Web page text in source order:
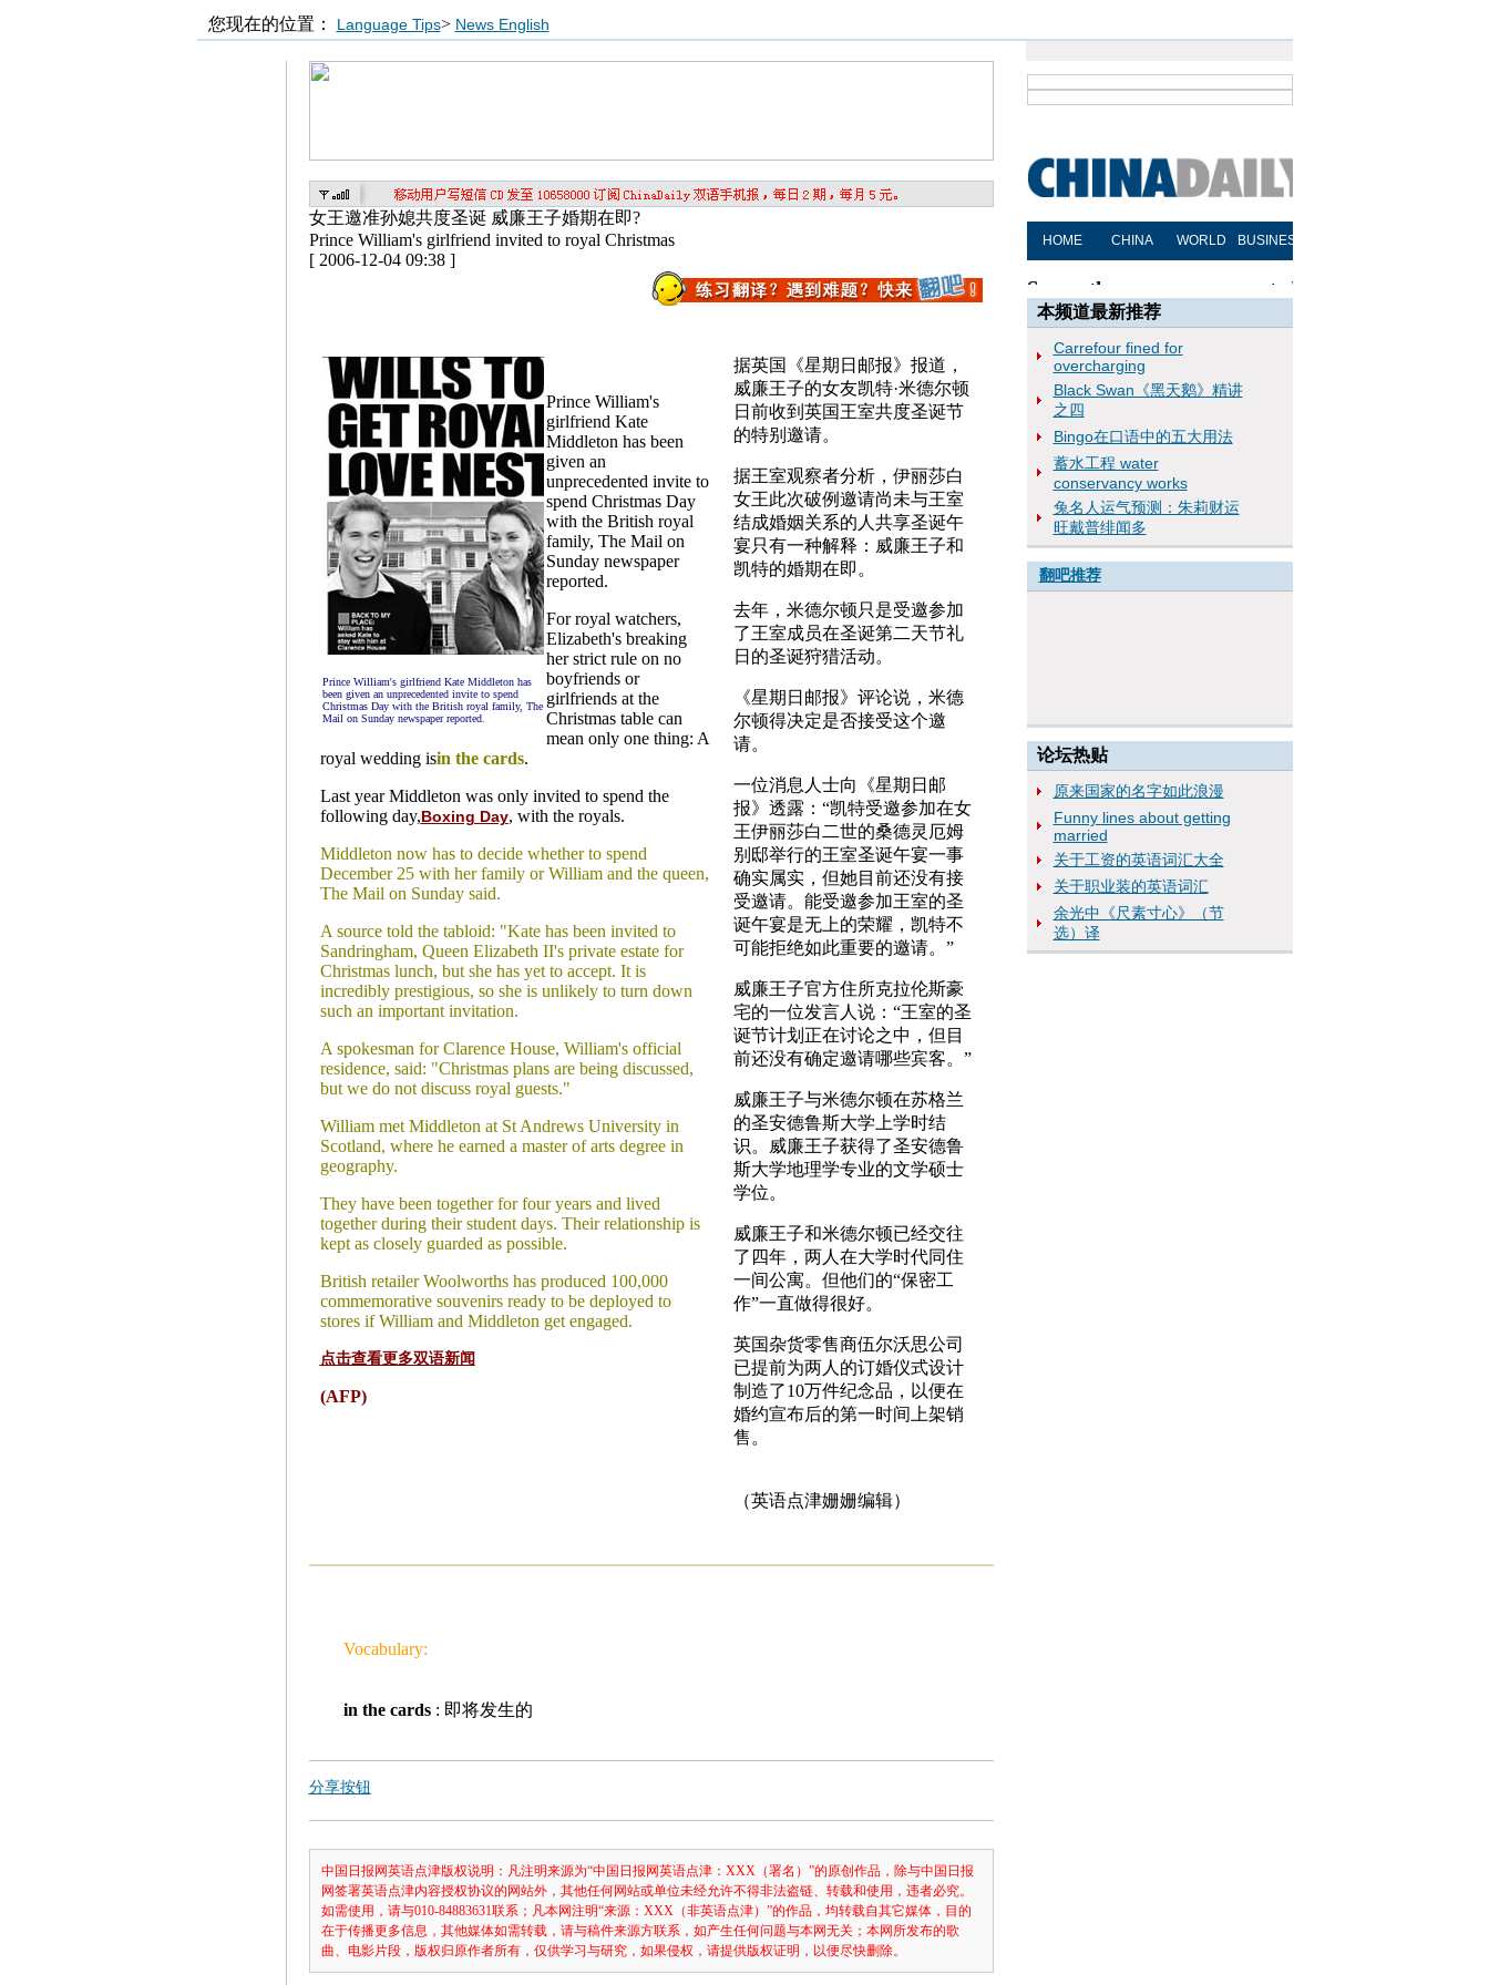
您现在的位置： Language Tips> News English
女王邀准孙媳共度圣诞 威廉王子婚期在即?
Prince William's girlfriend invited to royal Christmas
[ 2006-12-04 09:38 ]
Prince William's girlfriend Kate Middleton has
been given an unprecedented invite to spend
Christmas Day with the British royal family, The
Mail on Sunday newspaper reported.
Prince William's
girlfriend Kate
Middleton has been
given an
unprecedented invite to
spend Christmas Day
with the British royal
family, The Mail on
Sunday newspaper
reported.
For royal watchers,
Elizabeth's breaking
her strict rule on no
boyfriends or
girlfriends at the
Christmas table can
mean only one thing: A
royal wedding isin the cards.
Last year Middleton was only invited to spend the
following day,Boxing Day, with the royals.
Middleton now has to decide whether to spend
December 25 with her family or William and the queen,
The Mail on Sunday said.
A source told the tabloid: "Kate has been invited to
Sandringham, Queen Elizabeth II's private estate for
Christmas lunch, but she has yet to accept. It is
incredibly prestigious, so she is unlikely to turn down
such an important invitation.
A spokesman for Clarence House, William's official
residence, said: "Christmas plans are being discussed,
but we do not discuss royal guests."
William met Middleton at St Andrews University in
Scotland, where he earned a master of arts degree in
geography.
They have been together for four years and lived
together during their student days. Their relationship is
kept as closely guarded as possible.
British retailer Woolworths has produced 100,000
commemorative souvenirs ready to be deployed to
stores if William and Middleton get engaged.
点击查看更多双语新闻
(AFP)
据英国《星期日邮报》报道，
威廉王子的女友凯特·米德尔顿
日前收到英国王室共度圣诞节
的特别邀请。
据王室观察者分析，伊丽莎白
女王此次破例邀请尚未与王室
结成婚姻关系的人共享圣诞午
宴只有一种解释：威廉王子和
凯特的婚期在即。
去年，米德尔顿只是受邀参加
了王室成员在圣诞第二天节礼
日的圣诞狩猎活动。
《星期日邮报》评论说，米德
尔顿得决定是否接受这个邀
请。
一位消息人士向《星期日邮
报》透露：“凯特受邀参加在女
王伊丽莎白二世的桑德灵厄姆
别邸举行的王室圣诞午宴一事
确实属实，但她目前还没有接
受邀请。能受邀参加王室的圣
诞午宴是无上的荣耀，凯特不
可能拒绝如此重要的邀请。”
威廉王子官方住所克拉伦斯豪
宅的一位发言人说：“王室的圣
诞节计划正在讨论之中，但目
前还没有确定邀请哪些宾客。”
威廉王子与米德尔顿在苏格兰
的圣安德鲁斯大学上学时结
识。威廉王子获得了圣安德鲁
斯大学地理学专业的文学硕士
学位。
威廉王子和米德尔顿已经交往
了四年，两人在大学时代同住
一间公寓。但他们的“保密工
作”一直做得很好。
英国杂货零售商伍尔沃思公司
已提前为两人的订婚仪式设计
制造了10万件纪念品，以便在
婚约宣布后的第一时间上架销
售。
（英语点津姗姗编辑）
Vocabulary:
in the cards: 即将发生的
分享按钮
中国日报网英语点津版权说明：凡注明来源为“中国日报网英语点津：XXX（署名）”的原创作品，除与中国日报
网签署英语点津内容授权协议的网站外，其他任何网站或单位未经允许不得非法盗链、转载和使用，违者必究。
如需使用，请与010-84883631联系；凡本网注明“来源：XXX（非英语点津）”的作品，均转载自其它媒体，目的
在于传播更多信息，其他媒体如需转载，请与稿件来源方联系，如产生任何问题与本网无关；本网所发布的歌
曲、电影片段，版权归原作者所有，仅供学习与研究，如果侵权，请提供版权证明，以便尽快删除。
本频道最新推荐
Carrefour fined for
overcharging
Black Swan《黑天鹅》精讲
之四
Bingo在口语中的五大用法
蓄水工程 water
conservancy works
兔名人运气预测：朱莉财运
旺戴普绯闻多
翻吧推荐
论坛热贴
原来国家的名字如此浪漫
Funny lines about getting
married
关于工资的英语词汇大全
关于职业装的英语词汇
余光中《尺素寸心》（节
选）译